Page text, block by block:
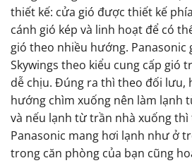
thiết kế: cửa gió được thiết kế
cánh gió kép và linh hoạt để có
gió theo nhiều hướng. Panasonic
Skywings theo kiểu cung cấp gió
dễ chịu. Đúng ra thì theo đối lưu,
hướng chìm xuống nên làm lạnh
và nếu lạnh từ trần nhà xuống thì
Panasonic mang hơi lạnh như ở
trong căn phòng của bạn cũng